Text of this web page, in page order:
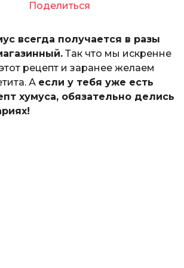
Поделиться
всегда получается в разы
Так что мы искренне
рецепт и заранее желаем
А если у тебя уже есть
хумуса, обязательно делись